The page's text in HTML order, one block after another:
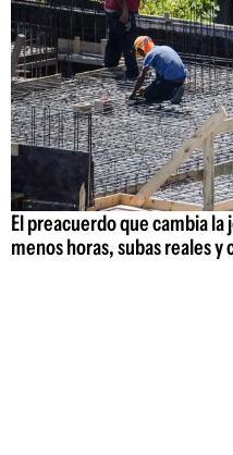
El preacuerdo que cambia
menos horas, subas reales y